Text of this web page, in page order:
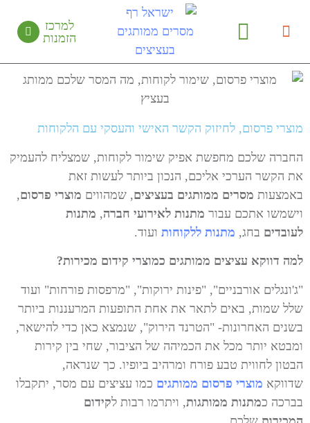
למרכז
הזמנות
מוצרי פרסום, לחיזוק הקשר האישי והעסקי עם הלקוחות
החברה שלכם מחפשת אפיק שימור לקוחות, שמצליח להעמיק
את הקשר הערכי אליכם, הנכון ביותר לעשות זאת
באמצעות מסרים ממותגים בעציצים, שמהווים מוצרי פרסום,
וישמשו אתכם עבור מתנות לאירועי חברה, מתנות
לעובדים בחג, מתנות ללקוחות ועוד.
למה דווקא עציצים ממותגים כמוצרי קידום מכירות?
"ג'ונגלים אורבניים", "פינות ירוקות", "מרפסות פורחות" ועוד
שלל שמות, באים לתאר את אחת התופעות המרעננות ביותר
בשנים האחרונות- "הטרנד הירוק", שנמצא כאן כדי להישאר,
ומבטא יותר מכל את הכמיהה של הציבור, שחי בין קירות
הבטון לחווית טבע פורח ומרהיב ביופיו. כך שנראה,
שדווקא מוצרי פרסום ממותגים כמו עציצים עם מסר, יתקבלו
בברכה כמתנות ממותגות, ויתרמו רבות לקידום